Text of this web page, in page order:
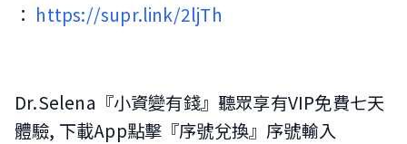
： https://supr.link/2ljTh
Dr.Selena『小資變有錢』聽眾享有VIP免費七天
體驗, 下載App點擊『序號兌換』序號輸入